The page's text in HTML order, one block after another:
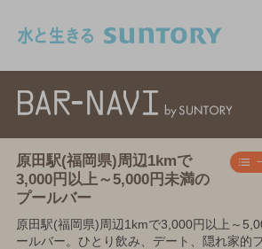
原田駅(福岡県)周辺1kmで
3,000円以上～5,000円未満の
プールバー
原田駅(福岡県)周辺1kmで3,000円以上～
ールバー。ひとり飲み、デート、隠れ家的